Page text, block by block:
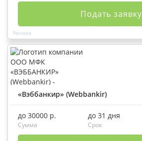
Подать заявку
«Вэббанкир» (Webbankir)
до 30000 р.
Сумма
до 31 дня
Срок